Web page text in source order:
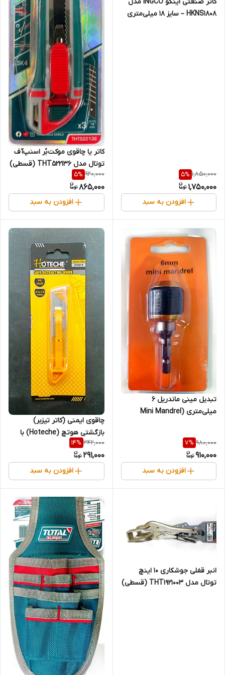
کاتر صنعتی اینکو INGCO مدل
HKNS1808 – سایز 18 میلی‌متری
1,850,000
5%
1,750,000
افزودن به سبد
کاتر یا چاقوی موکت‌بُر اسنپ‌آف
توتال مدل THT522136 (قسطی)
920,000
5%
865,000
افزودن به سبد
تبدیل مینی ماندریل ۶
میلی‌متری (Mini Mandrel
980,000
7%
910,000
افزودن به سبد
چاقوی ایمنی (کاتر تیزبر)
بازگشتی هوتچ (Hoteche) با
(310519) (قسطی)
342,000
14%
291,000
افزودن به سبد
انبر قفلی جوشکاری 10 اینچ
توتال مدل THT1921003 (قسطی)